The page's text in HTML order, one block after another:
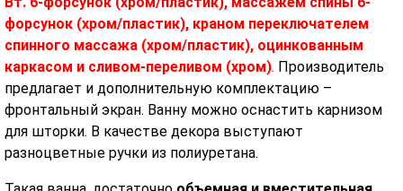
форсунок (хром/пластик), краном переключателем
спинного массажа (хром/пластик), оцинкованным
каркасом и сливом-переливом (хром). Производитель
предлагает и дополнительную комплектацию –
фронтальный экран. Ванну можно оснастить карнизом
для шторки. В качестве декора выступают
разноцветные ручки из полиуретана.